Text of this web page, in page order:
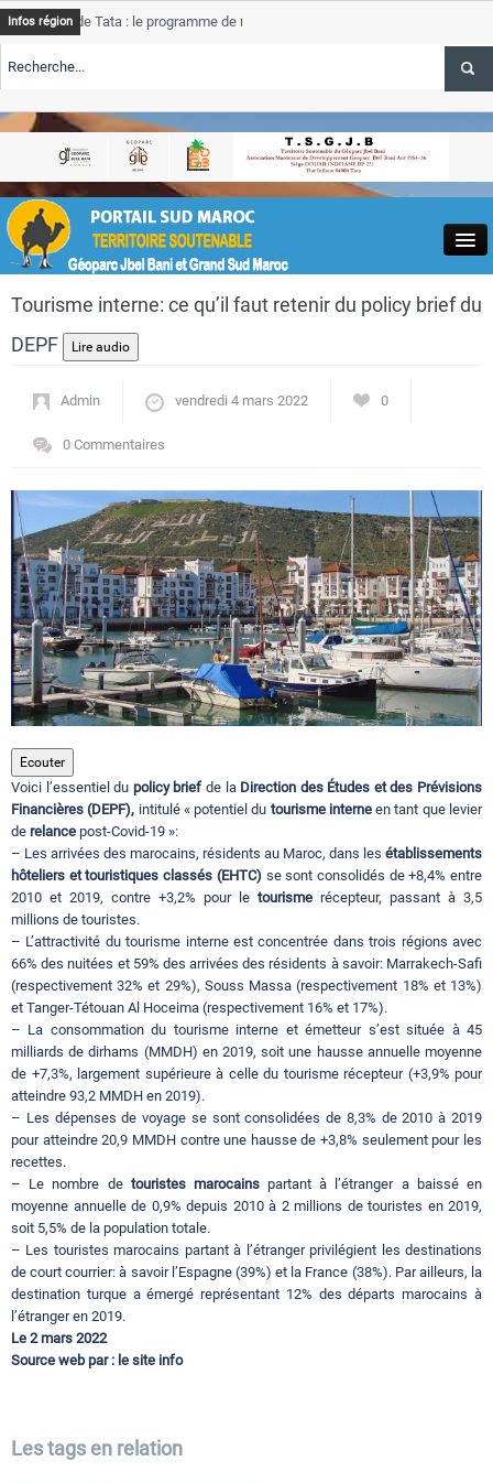
Close
Actualités
Circuits touristiques
Tourisme
Régions
Hotels
Evenements
Contact
Infos région
de Tata : le programme de rehabilitation post-inondations
TSGJB Tourisme : l’ONMT renforce l’aerien a Dakhla et
Tata
service
TSGJB Tourisme au Maroc : Transavia renforce les vols Paris-
Tourisme interne: ce qu’il faut retenir du policy brief du
DEPF
Admin vendredi 4 mars 2022 0
0 Commentaires
Ecouter
Voici l’essentiel du policy brief de la Direction des Études et des Prévisions
Financières (DEPF), intitulé « potentiel du tourisme interneen tant que levier
de relance post-Covid-19 »:
– Les arrivées des marocains, résidents au Maroc, dans les établissements
hôteliers et touristiques classés (EHTC) se sont consolidés de +8,4% entre
2010 et 2019, contre +3,2% pour le tourisme récepteur, passant à 3,5
millions de touristes.
– L’attractivité du tourisme interne est concentrée dans trois régions avec
66% des nuitées et 59% des arrivées des résidents à savoir: Marrakech-Safi
(respectivement 32% et 29%), Souss Massa (respectivement 18% et 13%)
et Tanger-Tétouan Al Hoceima (respectivement 16% et 17%).
– La consommation du tourisme interne et émetteur s’est située à 45
milliards de dirhams (MMDH) en 2019, soit une hausse annuelle moyenne
de +7,3%, largement supérieure à celle du tourisme récepteur (+3,9% pour
atteindre 93,2 MMDH en 2019).
– Les dépenses de voyage se sont consolidées de 8,3% de 2010 à 2019
pour atteindre 20,9 MMDH contre une hausse de +3,8% seulement pour les
recettes.
– Le nombre de touristes marocainspartant à l’étranger a baissé en
moyenne annuelle de 0,9% depuis 2010 à 2 millions de touristes en 2019,
soit 5,5% de la population totale.
– Les touristes marocains partant à l’étranger privilégient les destinations
de court courrier: à savoir l’Espagne (39%) et la France (38%). Par ailleurs, la
destination turque a émergé représentant 12% des départs marocains à
l’étranger en 2019.
Le 2 mars 2022
Source web par : le site info
Les tags en relation